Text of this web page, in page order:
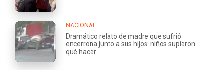
NACIONAL
Dramático relato de madre que sufrió
encerrona junto a sus hijos: niños supieron
qué hacer